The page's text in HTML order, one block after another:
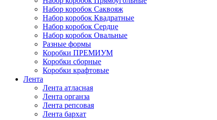
Набор коробок Саквояж
Набор коробок Квадратные
Набор коробок Сердце
Набор коробок Овальные
Разные формы
Коробки ПРЕМИУМ
Коробки сборные
Коробки крафтовые
Лента
Лента атласная
Лента органза
Лента репсовая
Лента бархат